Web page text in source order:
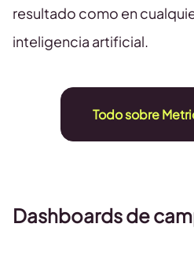
resultado como en
inteligencia artificial.
Todo sobre
Dashboards de